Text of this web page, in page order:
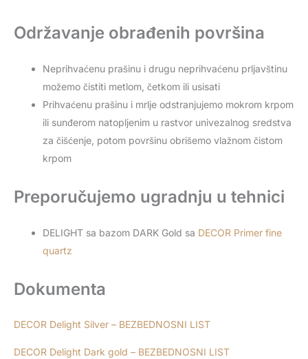
Održavanje obrađenih površina
Neprihvaćenu prašinu i drugu neprihvaćenu prljavštinu
možemo čistiti metlom, četkom ili usisati
Prihvaćenu prašinu i mrlje odstranjujemo mokrom krpom
ili sunđerom natopljenim u rastvor univezalnog sredstva
za čišćenje, potom površinu obrišemo vlažnom čistom
krpom
Preporučujemo ugradnju u tehnici
DELIGHT sa bazom DARK Gold sa DECOR Primer fine
quartz
Dokumenta
DECOR Delight Silver – BEZBEDNOSNI LIST
DECOR Delight Dark gold – BEZBEDNOSNI LIST